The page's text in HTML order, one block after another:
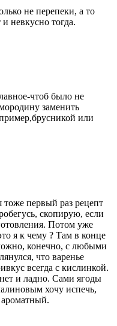
не перепеки, а то
невкусно тогда.
чтоб было не
заменить
или
первый раз рецепт
скопирую, если
Потом уже
я к чему ? Там в конце
конечно, с любыми
что варенье
всегда с кислинкой.
и ладно. Сами ягоды
хочу испечь,
ароматный.